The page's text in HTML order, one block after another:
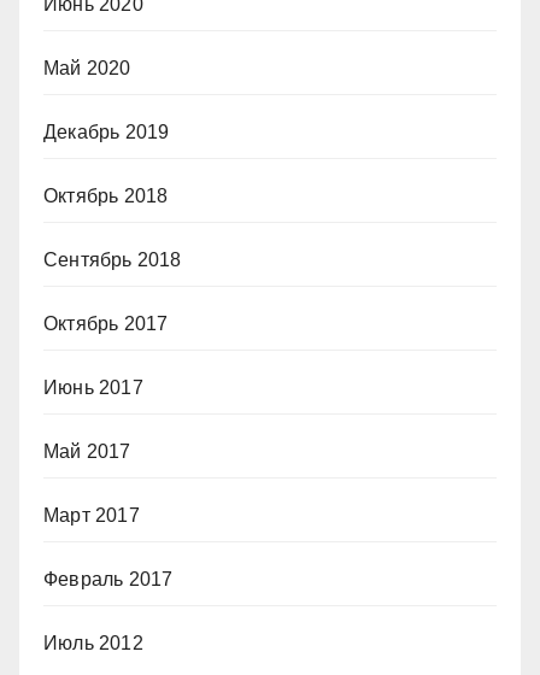
Май 2020
Декабрь 2019
Октябрь 2018
Сентябрь 2018
Октябрь 2017
Июнь 2017
Май 2017
Март 2017
Февраль 2017
Июль 2012